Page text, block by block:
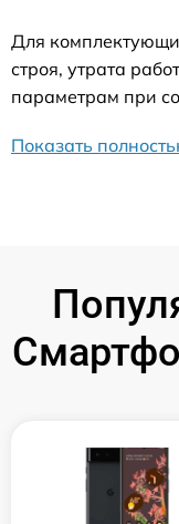
Для
строя, утрата
параметрам при
Показать